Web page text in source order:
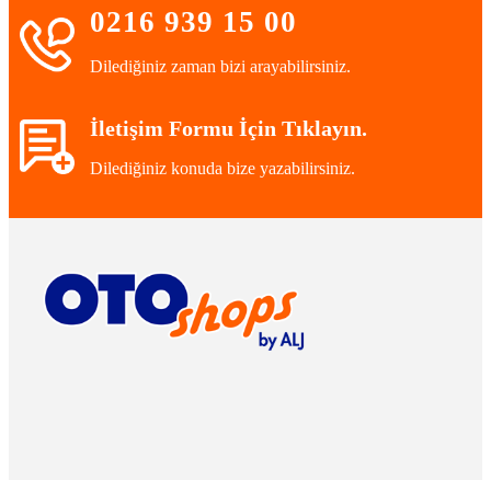
0216 939 15 00
Dilediğiniz zaman bizi arayabilirsiniz.
İletişim Formu İçin Tıklayın.
Dilediğiniz konuda bize yazabilirsiniz.